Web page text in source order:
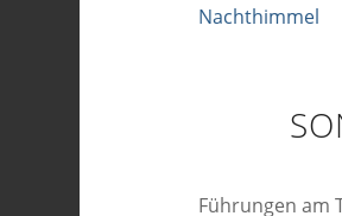
Nachthimmel
Führungen am